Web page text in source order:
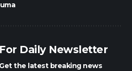
Daily Newsletter
the latest breaking news